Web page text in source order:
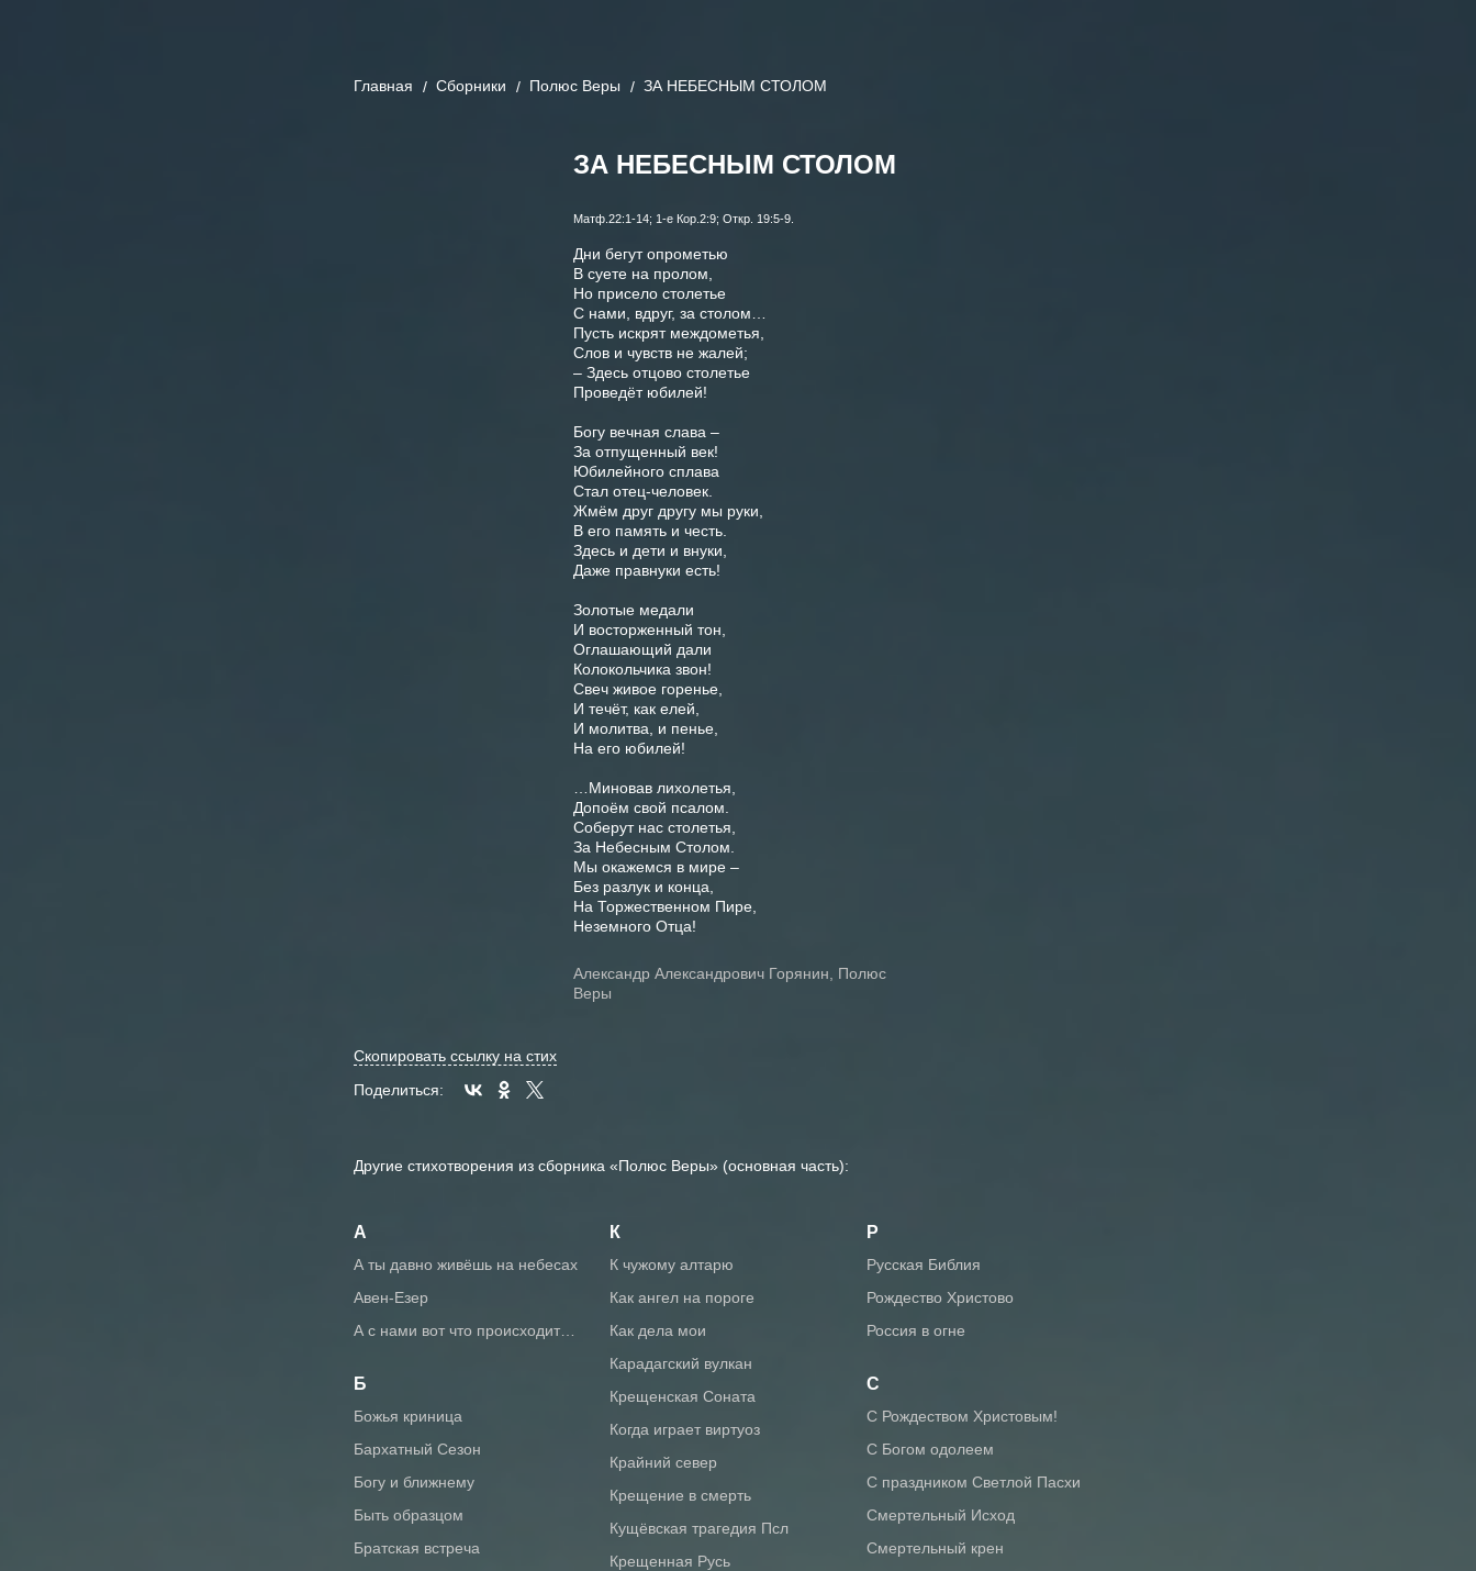
Главная Cборники Полюс Веры ЗА НЕБЕСНЫМ СТОЛОМ
ЗА НЕБЕСНЫМ СТОЛОМ
Матф.22:1-14; 1-е Кор.2:9; Откр. 19:5-9.
Дни бегут опрометью
В суете на пролом,
Но присело столетье
С нами, вдруг, за столом…
Пусть искрят междометья,
Слов и чувств не жалей;
– Здесь отцово столетье
Проведёт юбилей!
Богу вечная слава –
За отпущенный век!
Юбилейного сплава
Стал отец-человек.
Жмём друг другу мы руки,
В его память и честь.
Здесь и дети и внуки,
Даже правнуки есть!
Золотые медали
И восторженный тон,
Оглашающий дали
Колокольчика звон!
Свеч живое горенье,
И течёт, как елей,
И молитва, и пенье,
На его юбилей!
…Миновав лихолетья,
Допоём свой псалом.
Соберут нас столетья,
За Небесным Столом.
Мы окажемся в мире –
Без разлук и конца,
На Торжественном Пире,
Александр Александрович Горянин, Полюс
Веры
Скопировать ссылку на стих
Поделиться:
Другие стихотворения из сборника «Полюс Веры» (основная часть):
А
А ты давно живёшь на небесах
Авен-Езер
А с нами вот что происходит…
Б
Божья криница
Бархатный Сезон
Богу и ближнему
Быть образцом
Братская встреча
К
К чужому алтарю
Как ангел на пороге
Как дела мои
Карадагский вулкан
Крещенская Соната
Когда играет виртуоз
Крайний север
Крещение в смерть
Кущёвская трагедия Псл
Крещенная Русь
Р
Русская Библия
Рождество Христово
Россия в огне
С
С Рождеством Христовым!
С Богом одолеем
С праздником Светлой Пасхи
Смертельный Исход
Смертельный крен